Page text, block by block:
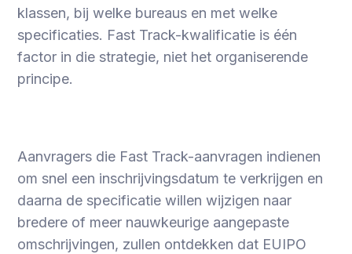
klassen, bij welke bureaus en met welke
specificaties. Fast Track-kwalificatie is één
factor in die strategie, niet het organiserende
principe.
Aanvragers die Fast Track-aanvragen indienen
om snel een inschrijvingsdatum te verkrijgen en
daarna de specificatie willen wijzigen naar
bredere of meer nauwkeurige aangepaste
omschrijvingen, zullen ontdekken dat EUIPO